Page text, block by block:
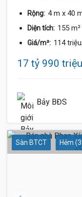
Rộng: 4 m x 40
Diện tích: 155 m²
Giá/m²: 114
17 tỷ 990 triệu
Bảy BĐS
Sàn BTCT Hẻm